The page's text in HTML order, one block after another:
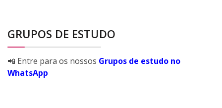
GRUPOS DE ESTUDO
📲 Entre para os nossos Grupos de estudo no
WhatsApp